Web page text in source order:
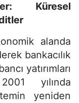
Küresel
alanda
bankacılık
yatırımları
yılında
yeniden